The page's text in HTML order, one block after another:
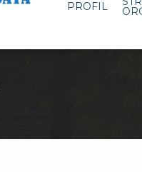
PROFIL